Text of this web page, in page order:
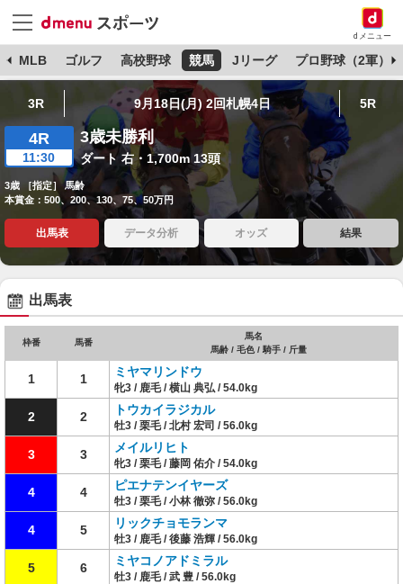
dメニュー
MLB ゴルフ 高校野球 競馬 Jリーグ プロ野球（2軍）
3R 9月18日(月) 2回札幌4日 5R
4R
11:30
3歳未勝利
ダート 右・1,700m 13頭
3歳 ［指定］ 馬齢
本賞金：500、200、130、75、50万円
出馬表 データ分析 オッズ 結果
出馬表
枠番 馬番
馬名
馬齢 / 毛色 / 騎手 / 斤量
1 1 ミヤマリンドウ
牝3 / 鹿毛 / 横山 典弘 / 54.0kg
2 2 トウカイラジカル
牡3 / 栗毛 / 北村 宏司 / 56.0kg
3 3 メイルリヒト
牝3 / 栗毛 / 藤岡 佑介 / 54.0kg
4 4 ピエナテンイヤーズ
牡3 / 栗毛 / 小林 徹弥 / 56.0kg
4 5 リックチョモランマ
牡3 / 鹿毛 / 後藤 浩輝 / 56.0kg
5 6 ミヤコノアドミラル
牡3 / 鹿毛 / 武 豊 / 56.0kg